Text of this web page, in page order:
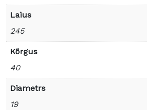
Laius
245
Kõrgus
40
Diametrs
19